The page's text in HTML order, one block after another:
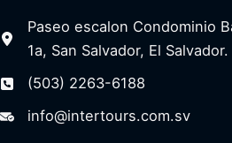
Paseo escalon Condominio
1a, San Salvador, El Salvador.
(503) 2263-6188
info@intertours.com.sv